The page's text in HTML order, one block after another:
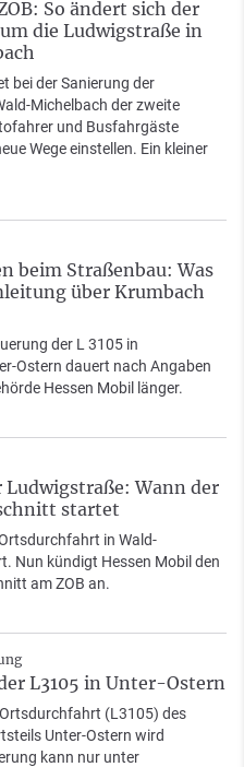
So ändert sich der
die Ludwigstraße in
bei der Sanierung der
Michelbach der zweite
und Busfahrgäste
Wege einstellen. Ein kleiner
beim Straßenbau: Was
über Krumbach
der L 3105 in
Ostern dauert nach Angaben
Hessen Mobil länger.
Ludwigstraße: Wann der
startet
in Wald-
Nun kündigt Hessen Mobil den
am ZOB an.
L3105 in Unter-Ostern
(L3105) des
Unter-Ostern wird
kann nur unter